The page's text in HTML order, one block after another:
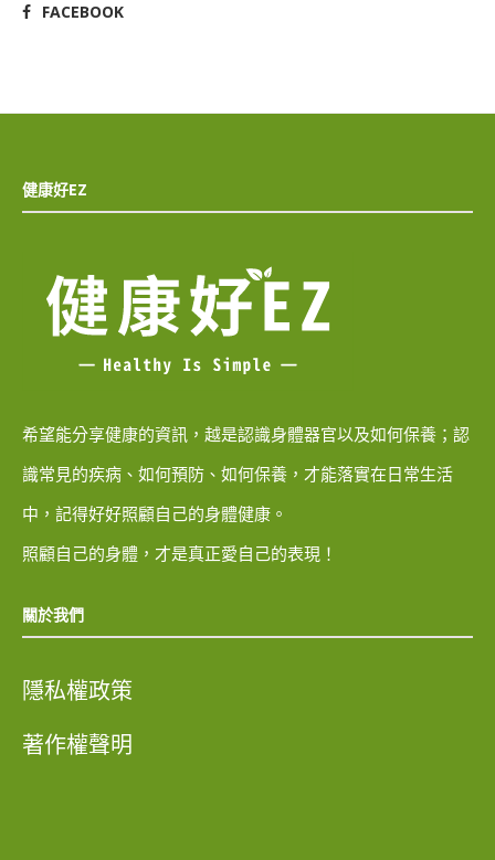
FACEBOOK
健康好EZ
希望能分享健康的資訊，越是認識身體器官以及如何保養；認
識常見的疾病、如何預防、如何保養，才能落實在日常生活
中，記得好好照顧自己的身體健康。
照顧自己的身體，才是真正愛自己的表現！
關於我們
隱私權政策
著作權聲明